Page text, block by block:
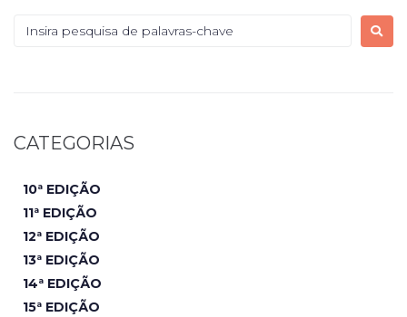
CATEGORIAS
10ª EDIÇÃO
11ª EDIÇÃO
12ª EDIÇÃO
13ª EDIÇÃO
14ª EDIÇÃO
15ª EDIÇÃO